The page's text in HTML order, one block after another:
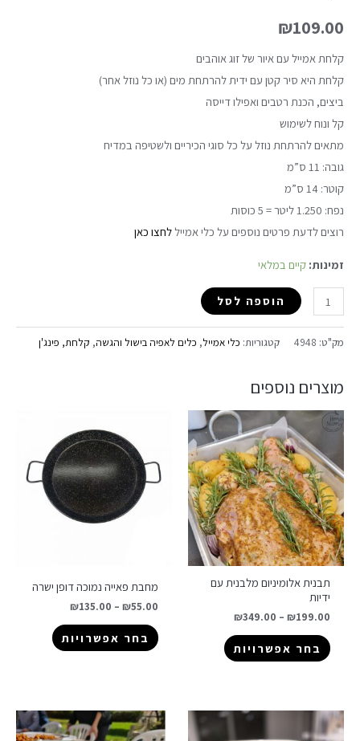
₪109.00
קלחת אמייל עם איור של זוג אוהבים
קלחת היא סיר קטן עם ידית להרתחת מים (או כל נוזל אחר)
ביצים, הכנת רטבים ואפילו דייסה
קל ונוח לשימוש
מתאים להרתחת נוזל על כל סוגי הכיריים ולשטיפה במדיח
גובה: 11 ס”מ
קוטר: 14 ס”מ
נפח: 1.250 ליטר = 5 כוסות
רוצים לדעת פרטים נוספים על כלי אמייללחצו כאן
זמינות: קיים במלאי
הוספה לסל
מק"ט: 4948 קטגוריות: כלי אמייל, כלים לאפיה בישול והגשה, קלחת, פינג'ן
מוצרים נוספים
תבנית אלומיניום מלבנית עם
ידיות
₪199.00
–
₪349.00
בחר אפשרויות
מחבת פאייה נמוכה דופן ישרה
₪55.00
–
₪135.00
בחר אפשרויות